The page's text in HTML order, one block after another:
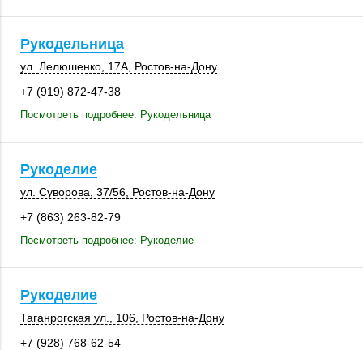
Рукодельница
ул. Лелюшенко 17А Ростов-на-Дону
+7 (919) 872-47-38
Посмотреть подробнее: Рукодельница
Рукоделие
ул. Суворова 37/56 Ростов-на-Дону
+7 (863) 263-82-79
Посмотреть подробнее: Рукоделие
Рукоделие
Таганрогская ул. 106 Ростов-на-Дону
+7 (928) 768-62-54